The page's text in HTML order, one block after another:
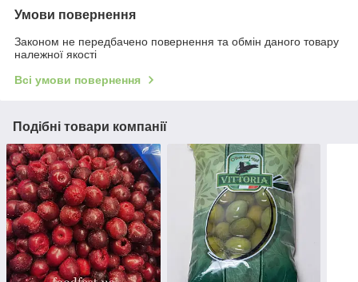
Умови повернення
Законом не передбачено повернення та обмін даного товару
належної якості
Всі умови повернення
Подібні товари компанії